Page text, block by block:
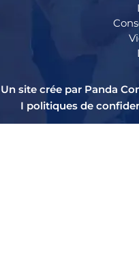
Un site crée par Panda
I politiques de